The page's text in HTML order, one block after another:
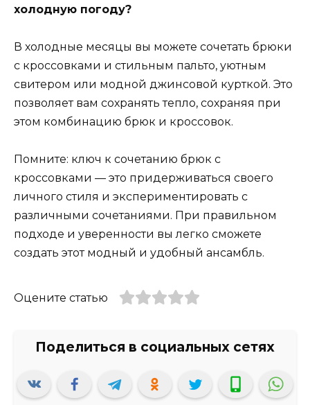
холодную погоду?
В холодные месяцы вы можете сочетать брюки
с кроссовками и стильным пальто, уютным
свитером или модной джинсовой курткой. Это
позволяет вам сохранять тепло, сохраняя при
этом комбинацию брюк и кроссовок.
Помните: ключ к сочетанию брюк с
кроссовками — это придерживаться своего
личного стиля и экспериментировать с
различными сочетаниями. При правильном
подходе и уверенности вы легко сможете
создать этот модный и удобный ансамбль.
Оцените статью